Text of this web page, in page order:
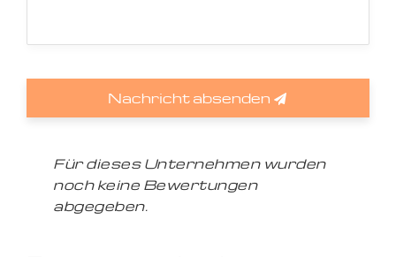
Nachricht absenden
Für dieses Unternehmen wurden
noch keine Bewertungen
abgegeben.